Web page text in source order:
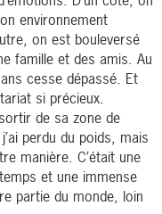
environnement
on est bouleversé
famille et des amis. Au
cesse dépassé. Et
si précieux.
de sa zone de
perdu du poids, mais
manière. C’était une
et une immense
partie du monde, loin